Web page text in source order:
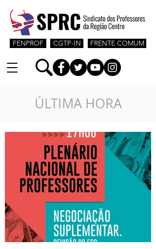
CGTP-IN
FENPROF FRENTE COMUM
ÚLTIMA HORA